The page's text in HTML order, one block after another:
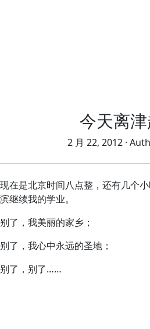
今天离
2 月 22, 2012 ·
现在是北京时间八点整，还有几个
滨继续我的学业。
别了，我美丽的家乡；
别了，我心中永远的圣地；
别了，别了……